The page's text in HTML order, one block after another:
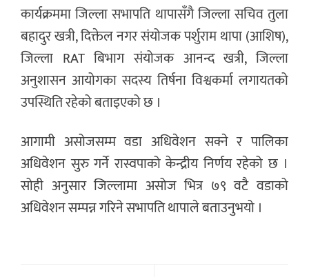
कार्यक्रममा जिल्ला सभापति थापासँगै जिल्ला सचिव तुला
बहादुर खत्री, दिक्तेल नगर संयोजक पर्शुराम थापा (आशिष),
जिल्ला RAT बिभाग संयोजक आनन्द खत्री, जिल्ला
अनुशासन आयोगका सदस्य तिर्षना विश्वकर्मा लगायतको
उपस्थिति रहेको बताइएको छ ।
आगामी असोजसम्म वडा अधिवेशन सक्ने र पालिका
अधिवेशन सुरु गर्ने रास्वपाको केन्द्रीय निर्णय रहेको छ ।
सोही अनुसार जिल्लामा असोज भित्र ७९ वटै वडाको
अधिवेशन सम्पन्न गरिने सभापति थापाले बताउनुभयो ।